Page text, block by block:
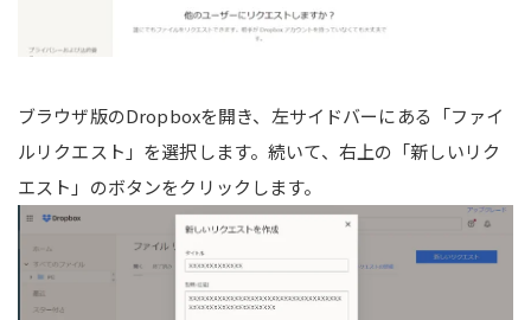
ブラウザ版のDropboxを開き、左サイドバーにある「ファイ
ルリクエスト」を選択します。続いて、右上の「新しいリク
エスト」のボタンをクリックします。